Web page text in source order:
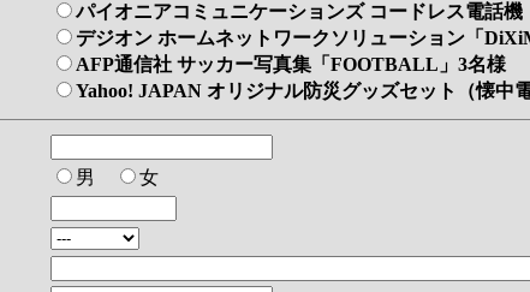
パイオニアコミュニケーションズ コードレス電話機
デジオン ホームネットワークソリューション「
AFP通信社 サッカー写真集「FOOTBALL」3名様
Yahoo! JAPAN オリジナル防災グッズセット（懐中
男
女